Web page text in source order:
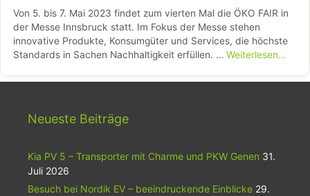
Von 5. bis 7. Mai 2023 findet zum vierten Mal die ÖKO FAIR in
der Messe Innsbruck statt. Im Fokus der Messe stehen
innovative Produkte, Konsumgüter und Services, die höchste
Standards in Sachen Nachhaltigkeit erfüllen. … Weiterlesen…
Neueste Beiträge
Kia PV 5 – Transporter mit Charme und PKW Genen 31.
Juli 2026
Besuch bei Nordik EV – beeindruckende Einblicke 29.